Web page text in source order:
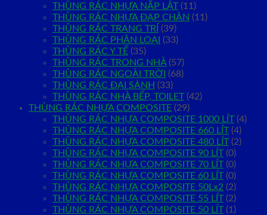
THÙNG RÁC NHỰA NẮP LẬT (11)
THÙNG RÁC NHỰA ĐẠP CHÂN (11)
THÙNG RÁC TRANG TRÍ
(39)
THÙNG RÁC PHÂN LOẠI
(33)
THÙNG RÁC Y TẾ (35)
THÙNG RÁC TRONG NHÀ (57)
THÙNG RÁC NGOÀI TRỜI
(68)
THÙNG RÁC ĐẠI SẢNH (33)
THÙNG RÁC NHÀ BẾP, TOILET (42)
THÙNG RÁC NHỰA COMPOSITE (29)
THÙNG RÁC NHỰA COMPOSITE 1000 LÍT (4)
THÙNG RÁC NHỰA COMPOSITE 660 LÍT (4)
THÙNG RÁC NHỰA COMPOSITE 480 LÍT (2)
THÙNG RÁC NHỰA COMPOSITE 90 LÍT (0)
THÙNG RÁC NHỰA COMPOSITE 70 LÍT (0)
THÙNG RÁC NHỰA COMPOSITE 60 LÍT (0)
THÙNG RÁC NHỰA COMPOSITE 50Lx2 (2)
THÙNG RÁC NHỰA COMPOSITE 55 LÍT (2)
THÙNG RÁC NHỰA COMPOSITE 50 LÍT (1)